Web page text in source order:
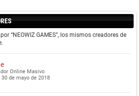
“NEOWIZ GAMES”, los mismos creadores de
Online Masivo
de mayo de 2018